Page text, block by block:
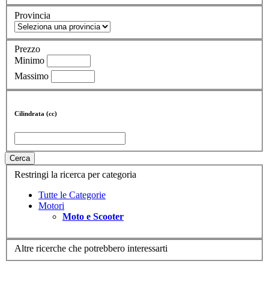
Provincia
Prezzo
Minimo
Massimo
Cilindrata (cc)
Cerca
Restringi la ricerca per categoria
Tutte le Categorie
Motori
Moto e Scooter
Altre ricerche che potrebbero interessarti